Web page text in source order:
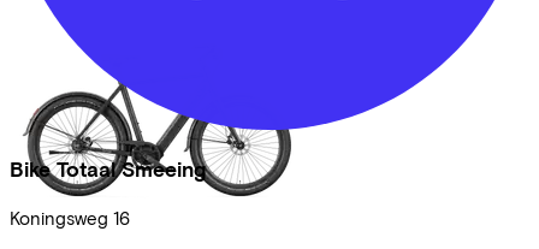
Bike Totaal Smeeing
Koningsweg 16